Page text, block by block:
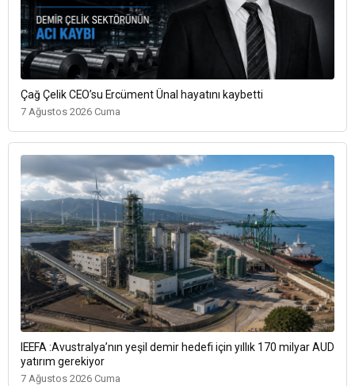
Çağ Çelik CEO’su Ercüment Ünal hayatını kaybetti
7 Ağustos 2026 Cuma
IEEFA :Avustralya’nın yeşil demir hedefi için yıllık 170 milyar AUD
yatırım gerekiyor
7 Ağustos 2026 Cuma